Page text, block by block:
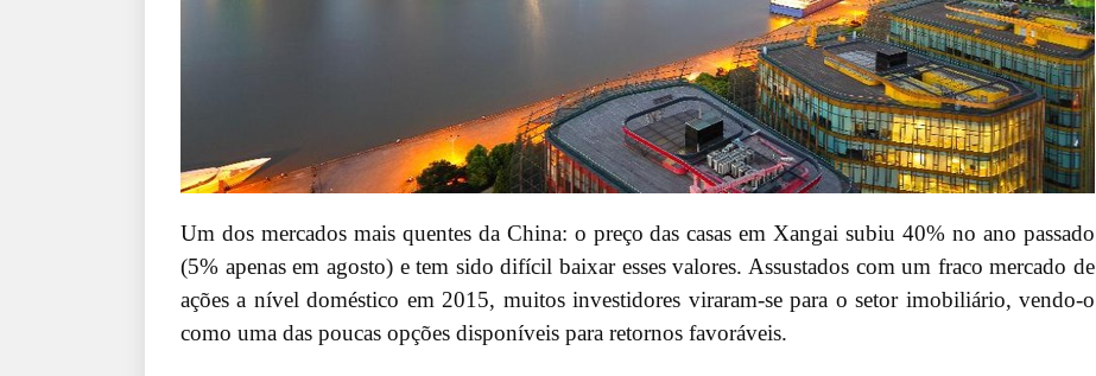
Um dos mercados mais quentes da China: o preço das casas em Xangai subiu 40% no ano passado
(5% apenas em agosto) e tem sido difícil baixar esses valores. Assustados com um fraco mercado de
ações a nível doméstico em 2015, muitos investidores viraram-se para o setor imobiliário, vendo-o
como uma das poucas opções disponíveis para retornos favoráveis.